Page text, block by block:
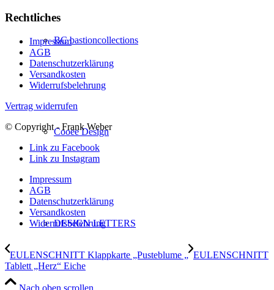
BC bastioncollections
Cooee Design
DESIGN LETTERS
Rechtliches
Impressum
AGB
Datenschutzerklärung
Versandkosten
Widerrufsbelehrung
Vertrag widerrufen
© Copyright - Frank Weber
Link zu Facebook
Link zu Instagram
Impressum
AGB
Datenschutzerklärung
Versandkosten
Widerrufsbelehrung
EULENSCHNITT Klappkarte „Pusteblume „ EULENSCHNITT
Tablett „Herz“ Eiche
Nach oben scrollen